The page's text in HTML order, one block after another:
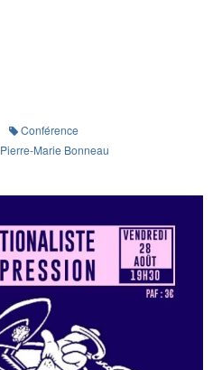
Conférence
Pierre-Marie Bonneau